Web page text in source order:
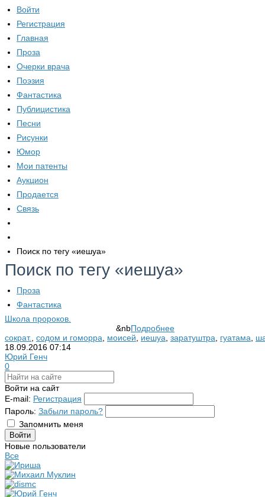
Войти
Регистрация
Главная
Проза
Очерки врача
Поэзия
Фантастика
Публицистика
Песни
Рисунки
Юмор
Мои патенты
Аукцион
Продается
Связь
Поиск по тегу «иешуа»
Поиск по тегу «иешуа»
Проза
Фантастика
Школа пророков.
&nbПодробнее
сократ. содом и гоморра моисей иешуа заратуштра гуатама
18.09.2016 07:14
Юрий Генч
0
Войти на сайт
E-mail: Регистрация
Пароль: Забыли пароль?
Запомнить меня
Новые пользователи
Все